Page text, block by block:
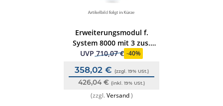
Erweiterungsmodul f.
System 8000 mit 3 zus.
Mikromodul-Steckpl.
UVP 710,07 € -40%
358,02 € (zzgl. 19% USt.)
426,04 € (inkl. 19% USt.)
(zzgl.Versand)